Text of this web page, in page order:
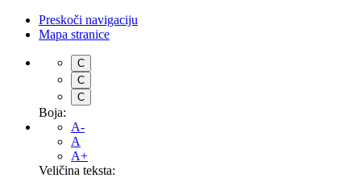
Preskoči navigaciju
Mapa stranice
C
C
C
Boja:
A-
A
A+
Veličina teksta: